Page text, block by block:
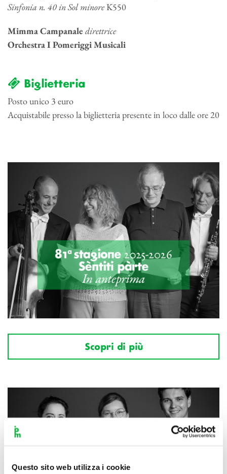
Questo sito web utilizza i cookie
Sinfonia n. 40 in Sol minoreK550
Mimma Campanale direttrice
Orchestra I Pomeriggi Musicali
Biglietteria
Posto unico 3 euro
Acquistabile presso la biglietteria presente in loco dalle ore 20
Scopri di più